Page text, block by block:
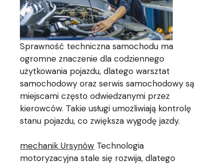
Sprawność techniczna samochodu ma
ogromne znaczenie dla codziennego
użytkowania pojazdu, dlatego warsztat
samochodowy oraz serwis samochodowy są
miejscami często odwiedzanymi przez
kierowców. Takie usługi umożliwiają kontrolę
stanu pojazdu, co zwiększa wygodę jazdy.
mechanik Ursynów Technologia
motoryzacyjna stale się rozwija, dlatego